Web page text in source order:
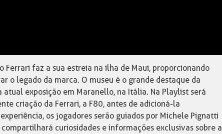
Ferrari faz a sua estreia na ilha de Maui, proporcionando
o legado da marca. O museu é o grande destaque da
atual exposição em Maranello, na Itália. Na Playlist será
criação da Ferrari, a F80, antes de adicioná-la
os jogadores serão guiados por Michele Pignatti
curiosidades e informações exclusivas sobre a